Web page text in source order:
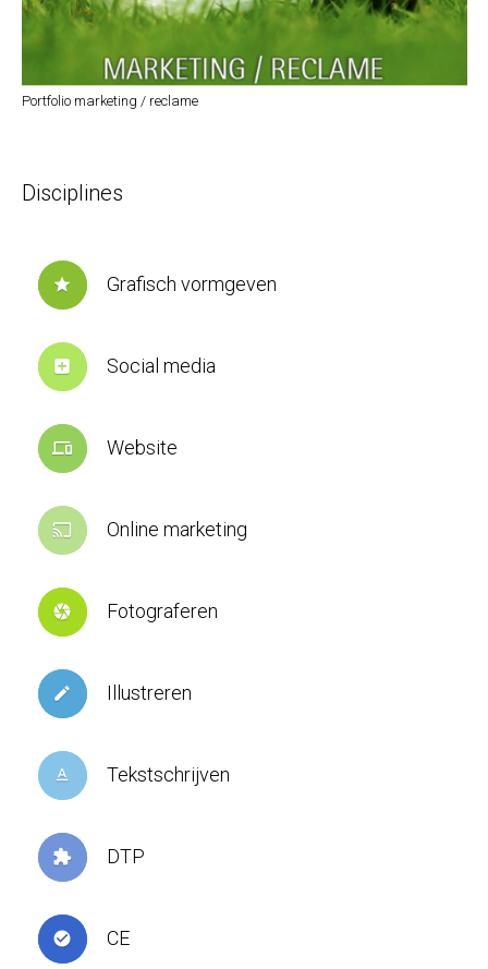
Portfolio marketing / reclame
Disciplines
star Grafisch vormgeven
add_box Social media
devices Website
cast Online marketing
camera Fotograferen
create Illustreren
text_format Tekstschrijven
extension DTP
check_circle CE